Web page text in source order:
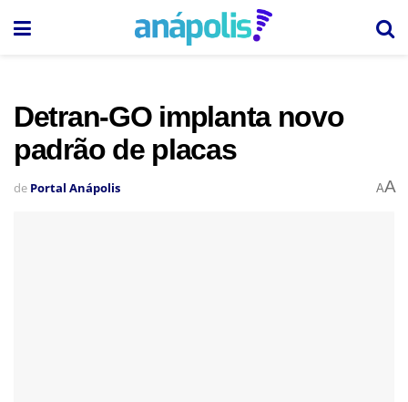
Detran-GO implanta novo
padrão de placas
de Portal Anápolis AA